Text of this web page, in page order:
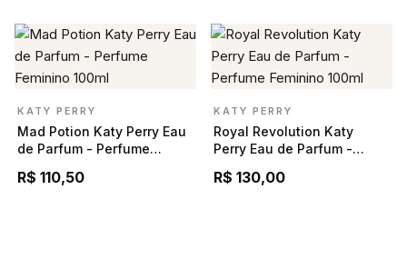
KATY PERRY
Mad Potion Katy Perry Eau
de Parfum - Perfume
R$ 110,50
KATY PERRY
Royal Revolution Katy
Perry Eau de Parfum -
R$ 130,00